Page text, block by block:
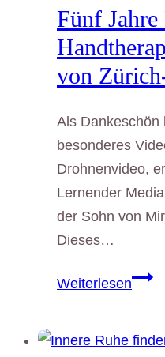
und
einen
neue
Jahr
Fünf
von
Als Dankeschön
besonderes
Drohnenvideo,
Lernender
der Sohn von
Dieses…
WeiterlesenFünf
und